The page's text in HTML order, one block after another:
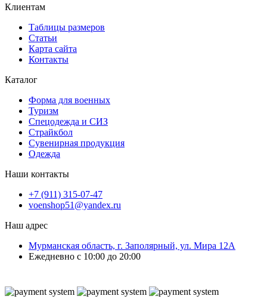
Клиентам
Таблицы размеров
Статьи
Карта сайта
Контакты
Каталог
Форма для военных
Туризм
Спецодежда и СИЗ
Страйкбол
Сувенирная продукция
Одежда
Наши контакты
+7 (911) 315-07-47
voenshop51@yandex.ru
Наш адрес
Мурманская область, г. Заполярный, ул. Мира 12А
Ежедневно с 10:00 до 20:00